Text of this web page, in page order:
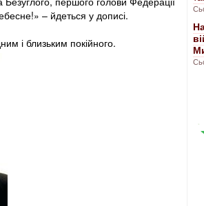
– йдеться у дописі.
і близьким покійного.